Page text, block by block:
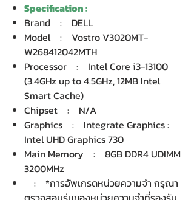
Specification :
Brand : DELL
Model : Vostro V3020MT-
W268412042MTH
Processor : Intel Core i3-13100
(3.4GHz up to 4.5GHz, 12MB Intel
Smart Cache)
Chipset : N/A
Graphics : Integrate Graphics :
Intel UHD Graphics 730
Main Memory : 8GB DDR4 UDIMM
3200MHz
: *การอัพเกรดหน่วยความจำ กรุณา